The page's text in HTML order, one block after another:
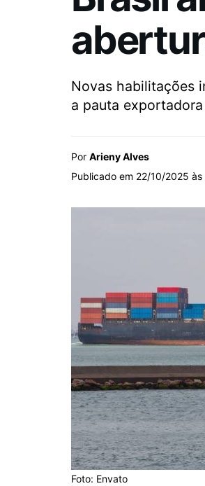
Novas habilitações
a pauta
Por Arieny Alves
Publicado em 22/10/2025
Foto: Envato